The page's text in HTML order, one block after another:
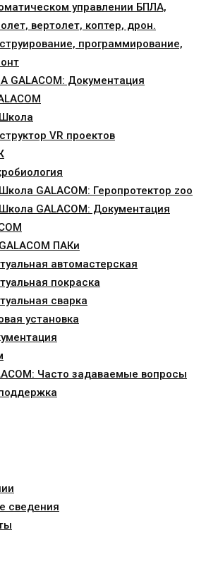
управлении БПЛА,
вертолет, коптер, дрон.
программирование,
GALACOM: Документация
VR проектов
GALACOM: Геропротектор zoo
GALACOM: Документация
ПАКи
автомастерская
покраска
сварка
установка
Часто задаваемые вопросы
сведения